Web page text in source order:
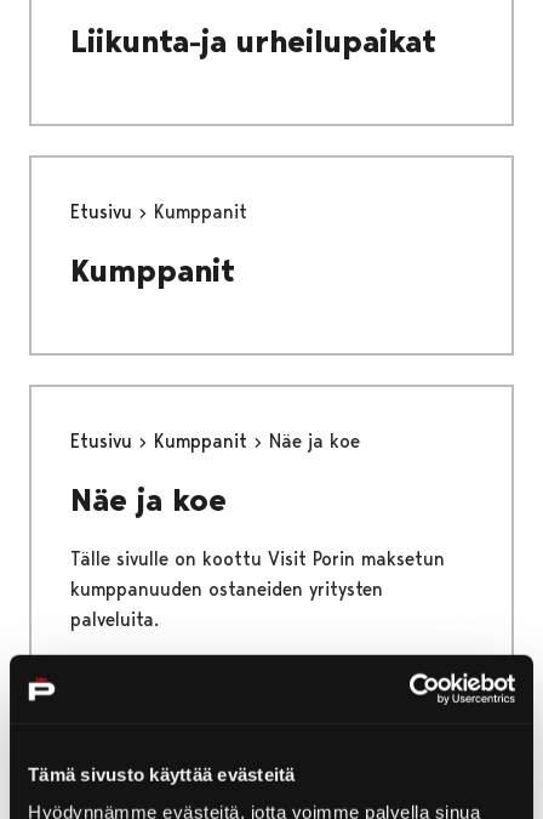
Tämä sivusto käyttää evästeitä
Hyödynnämme evästeitä, jotta voimme palvella sinua
Liikunta-ja urheilupaikat
Etusivu Kumppanit
Kumppanit
Etusivu Kumppanit Näe ja koe
Näe ja koe
Tälle sivulle on koottu Visit Porin maksetun
kumppanuuden ostaneiden yritysten
palveluita.
Etusivu Näe ja koe Ostokset